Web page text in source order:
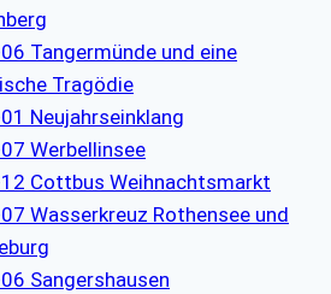
Tangermünde und eine
Tragödie
Neujahrseinklang
Werbellinsee
Cottbus Weihnachtsmarkt
Wasserkreuz Rothensee und
Sangershausen